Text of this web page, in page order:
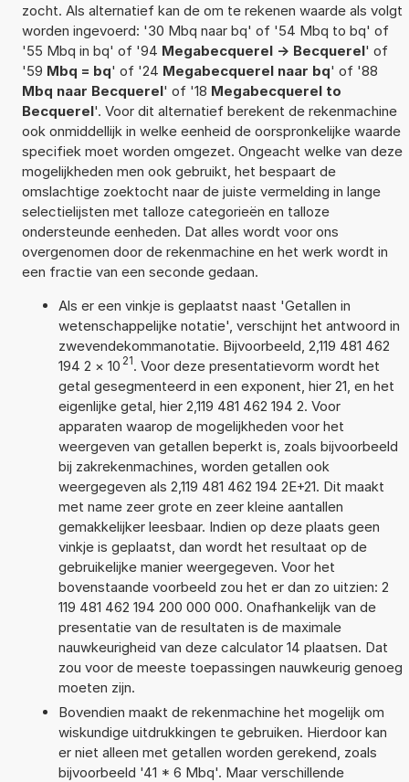
zocht. Als alternatief kan de om te rekenen waarde als volgt
worden ingevoerd: '30 Mbq naar bq' of '54 Mbq to bq' of
'55 Mbq in bq' of '94 Megabecquerel -> Becquerel' of
'59 Mbq = bq' of '24 Megabecquerel naar bq' of '88
Mbq naar Becquerel' of '18 Megabecquerel to
Becquerel'. Voor dit alternatief berekent de rekenmachine
ook onmiddellijk in welke eenheid de oorspronkelijke waarde
specifiek moet worden omgezet. Ongeacht welke van deze
mogelijkheden men ook gebruikt, het bespaart de
omslachtige zoektocht naar de juiste vermelding in lange
selectielijsten met talloze categorieën en talloze
ondersteunde eenheden. Dat alles wordt voor ons
overgenomen door de rekenmachine en het werk wordt in
een fractie van een seconde gedaan.
Als er een vinkje is geplaatst naast 'Getallen in
wetenschappelijke notatie', verschijnt het antwoord in
zwevendekommanotatie. Bijvoorbeeld, 2,119 481 462
194 2 × 10 21. Voor deze presentatievorm wordt het
getal gesegmenteerd in een exponent, hier 21, en het
eigenlijke getal, hier 2,119 481 462 194 2. Voor
apparaten waarop de mogelijkheden voor het
weergeven van getallen beperkt is, zoals bijvoorbeeld
bij zakrekenmachines, worden getallen ook
weergegeven als 2,119 481 462 194 2E+21. Dit maakt
met name zeer grote en zeer kleine aantallen
gemakkelijker leesbaar. Indien op deze plaats geen
vinkje is geplaatst, dan wordt het resultaat op de
gebruikelijke manier weergegeven. Voor het
bovenstaande voorbeeld zou het er dan zo uitzien: 2
119 481 462 194 200 000 000. Onafhankelijk van de
presentatie van de resultaten is de maximale
nauwkeurigheid van deze calculator 14 plaatsen. Dat
zou voor de meeste toepassingen nauwkeurig genoeg
moeten zijn.
Bovendien maakt de rekenmachine het mogelijk om
wiskundige uitdrukkingen te gebruiken. Hierdoor kan
er niet alleen met getallen worden gerekend, zoals
bijvoorbeeld '41 * 6 Mbq'. Maar verschillende